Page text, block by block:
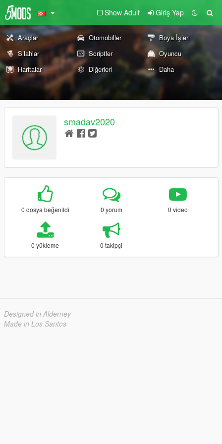
Show Adult Giriş Yap
Araçlar Otomobiller
Boya İşleri
Silahlar
Scriptler
Oyuncu
Haritalar
Diğerleri Daha
smadav2020
0 dosya beğenildi 0 yorum 0 video
0 yükleme 0 takipçi
Designed in Alderney
Made in Los Santos